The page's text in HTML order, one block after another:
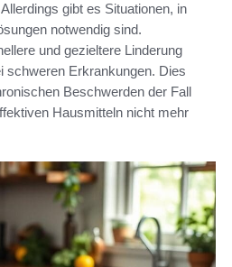
gibt es Situationen, in
notwendig sind.
und gezieltere Linderung
schweren Erkrankungen. Dies
Beschwerden der Fall
Hausmitteln nicht mehr